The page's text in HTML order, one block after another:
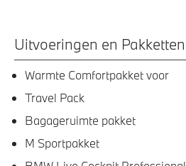
Uitvoeringen en Pakketten
Warmte Comfortpakket voor
Travel Pack
Bagageruimte pakket
M Sportpakket